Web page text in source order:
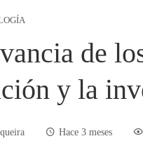
de
y la
Hace 3 meses